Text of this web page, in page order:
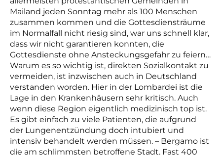
Mailand jeden Sonntag mehr als 100 Menschen
zusammen kommen und die Gottesdiensträume
im Normalfall nicht riesig sind, war uns schnell klar,
dass wir nicht garantieren konnten, die
Gottesdienste ohne Ansteckungsgefahr zu feiern…
Warum es so wichtig ist, direkten Sozialkontakt zu
vermeiden, ist inzwischen auch in Deutschland
verstanden worden. Hier in der Lombardei ist die
Lage in den Krankenhäusern sehr kritisch. Auch
wenn diese Region eigentlich medizinisch top ist.
Es gibt einfach zu viele Patienten, die aufgrund
der Lungenentzündung doch intubiert und
intensiv behandelt werden müssen. – Bergamo ist
die am schlimmsten betroffene Stadt. Fast 400